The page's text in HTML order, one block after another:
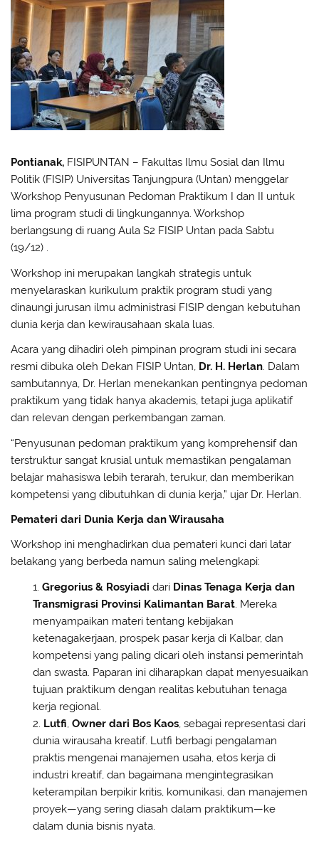
Pontianak, FISIPUNTAN – Fakultas Ilmu Sosial dan Ilmu
Politik (FISIP) Universitas Tanjungpura (Untan) menggelar
Workshop Penyusunan Pedoman Praktikum I dan II untuk
lima program studi di lingkungannya. Workshop
berlangsung di ruang Aula S2 FISIP Untan pada Sabtu
(19/12) .
Workshop ini merupakan langkah strategis untuk
menyelaraskan kurikulum praktik program studi yang
dinaungi jurusan ilmu administrasi FISIP dengan kebutuhan
dunia kerja dan kewirausahaan skala luas.
Acara yang dihadiri oleh pimpinan program studi ini secara
resmi dibuka oleh Dekan FISIP Untan, Dr. H. Herlan. Dalam
sambutannya, Dr. Herlan menekankan pentingnya pedoman
praktikum yang tidak hanya akademis, tetapi juga aplikatif
dan relevan dengan perkembangan zaman.
“Penyusunan pedoman praktikum yang komprehensif dan
terstruktur sangat krusial untuk memastikan pengalaman
belajar mahasiswa lebih terarah, terukur, dan memberikan
kompetensi yang dibutuhkan di dunia kerja,” ujar Dr. Herlan.
Pemateri dari Dunia Kerja dan Wirausaha
Workshop ini menghadirkan dua pemateri kunci dari latar
belakang yang berbeda namun saling melengkapi:
Gregorius & Rosyiadi dari Dinas Tenaga Kerja dan
Transmigrasi Provinsi Kalimantan Barat. Mereka
menyampaikan materi tentang kebijakan
ketenagakerjaan, prospek pasar kerja di Kalbar, dan
kompetensi yang paling dicari oleh instansi pemerintah
dan swasta. Paparan ini diharapkan dapat menyesuaikan
tujuan praktikum dengan realitas kebutuhan tenaga
kerja regional.
Lutfi, Owner dari Bos Kaos, sebagai representasi dari
dunia wirausaha kreatif. Lutfi berbagi pengalaman
praktis mengenai manajemen usaha, etos kerja di
industri kreatif, dan bagaimana mengintegrasikan
keterampilan berpikir kritis, komunikasi, dan manajemen
proyek—yang sering diasah dalam praktikum—ke
dalam dunia bisnis nyata.